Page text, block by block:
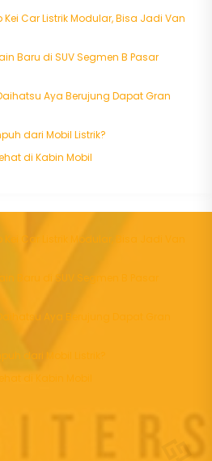
Car Listrik Modular, Bisa Jadi Van
Baru di SUV Segmen B Pasar
Aya Berujung Dapat Gran
dari Mobil Listrik?
di Kabin Mobil
Car Listrik Modular, Bisa Jadi Van
Baru di SUV Segmen B Pasar
Aya Berujung Dapat Gran
dari Mobil Listrik?
di Kabin Mobil